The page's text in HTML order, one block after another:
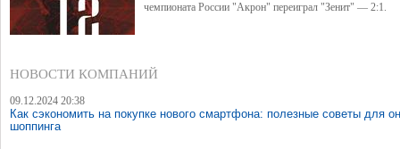
чемпионата России "Акрон" переиграл "Зенит" — 2:1.
НОВОСТИ КОМПАНИЙ
09.12.2024 20:38
Как сэкономить на покупке нового смартфона: полезные советы для
шоппинга